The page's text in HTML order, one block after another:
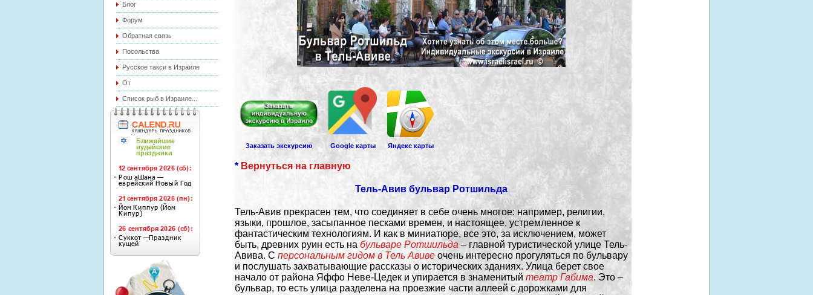
Блог
Форум
Обратная связь
Посольства
Русское такси в Израиле
От
Список рыб в Израиле...
Заказать экскурсию Google карты Яндекс карты
* Вернуться на главную
Тель-Авив бульвар Ротшильда
Тель-Авив прекрасен тем, что соединяет в себе очень многое: например, религии,
языки, прошлое, засыпанное песками времен, и настоящее, устремленное к
фантастическим технологиям. И как в миниатюре, все это, за исключением, может
быть, древних руин есть на бульваре Ротшильда – главной туристической улице Тель-
Авива. С персональным гидом в Тель Авиве очень интересно прогуляться по бульвару
и послушать захватывающие рассказы о исторических зданиях. Улица берет свое
начало от района Яффо Неве-Цедек и упирается в знаменитый театр Габима. Это –
бульвар, то есть улица разделена на проезжие части аллеей с дорожками для